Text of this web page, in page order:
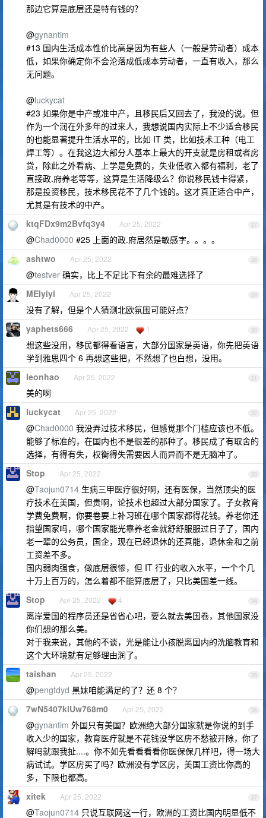
那边它算是底层还是特有钱的？
@gynantim
#13 国内生活成本性价比高是因为有些人（一般是劳动者）成本
低，如果你确定你不会沦落成低成本劳动者，一直有收入，那么
无问题。
@luckycat
#23 如果你是中产或准中产，且移民后又回去了，我没的说。但
作为一个润在外多年的过来人，我想说国内实际上不少适合移民
的也能显著提升生活水平的，比如 IT 类，比如技术工种（电工
焊工等）。在我这边大部分人基本上最大的开支就是房租或者房
贷，除此之外看病、上学是免费的，失业低收入都有福利，老了
直接政.府养老等等，这算是生活降级么？你说移民钱卡得紧，
那是投资移民，技术移民花不了几个钱的。这才真正适合中产，
尤其是有技术的中产。
27
ktqFDx9m2Bvfq3y4 Apr 25, 2022
@Chad0000 #25 上面的政.府居然是敏感字。。。。
28
ashtwo Apr 25, 2022
@testver 确实，比上不足比下有余的最难选择了
29
MEIyiyi Apr 25, 2022
没有了解，但是个人猜测北欧氛围可能好点？
30
yaphets666 Apr 25, 2022 1
想这些没用，移民都得看语言，大部分国家是英语，你先把英语
学到雅思四个 6 再想这些把，不然想了也白想，没用。
31
leonhao Apr 25, 2022
美的啊
32
luckycat Apr 25, 2022
@Chad0000 我没弄过技术移民，但感觉那个门槛应该也不低。
能够了标准的，在国内也不是很差的那种了。移民成了有取舍的
选择，有得有失，权衡得失需要因人而异而不是无脑冲了。
33
Stop Apr 25, 2022
@Taojun0714 生病三甲医疗很好啊，还有医保，当然顶尖的医
疗技术在美国，但贵啊，论技术也超过大部分国家了。子女教育
学费免费啊，你要卷要上补习班在哪个国家都得花钱。养老你还
指望国家吗，哪个国家能光靠养老金就舒舒服服过日子了，国内
老一辈的公务员，国企，现在已经退休的还真能，退休金和之前
工资差不多。
国内弱肉强食，做底层很惨，但 IT 行业的收入水平，一个个几
十万上百万的，怎么着都不能算底层了，只比美国差一线。
34
Stop Apr 25, 2022 4
离岸爱国的程序员还是省省心吧，要么就去美国卷，其他国家没
你们想的那么美。
对于我来说，其他的不谈，光是能让小孩脱离国内的洗脑教育和
这个大环境就有足够理由润了。
35
taishan Apr 25, 2022
@pengtdyd 黑妹咱能满足的了？还 8 个？
36
7wN5407klUw768m0 Apr 25, 2022
@gynantim 外国只有美国？欧洲绝大部分国家就是你说的到手
收入少的国家，教育医疗就是不花钱没学区房不愁被开除，你了
解吗就跟我扯....。你不如先看看看看你医保保几样吧，得一场大
病试试。学区房买了吗？欧洲没有学区房，美国工资比你高的
多，下限也都高。
37
xitek Apr 25, 2022
@Taojun0714 只说互联网这一行，欧洲的工资比国内明显低不